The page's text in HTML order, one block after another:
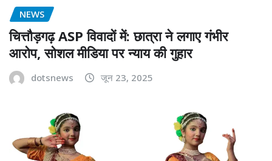
NEWS
चित्तौड़गढ़ ASP विवादों में: छात्रा ने लगाए गंभीर
आरोप, सोशल मीडिया पर न्याय की गुहार
dotsnews जून 23, 2025